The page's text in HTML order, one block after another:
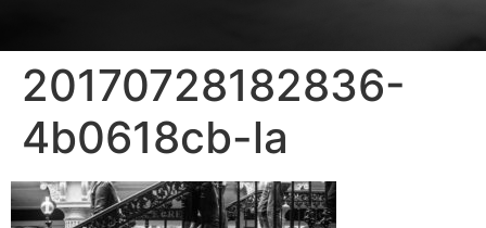
20170728182836-
4b0618cb-la